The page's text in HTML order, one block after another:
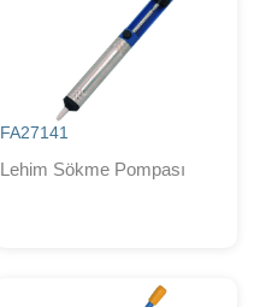
FA27141
Lehim Sökme Pompası